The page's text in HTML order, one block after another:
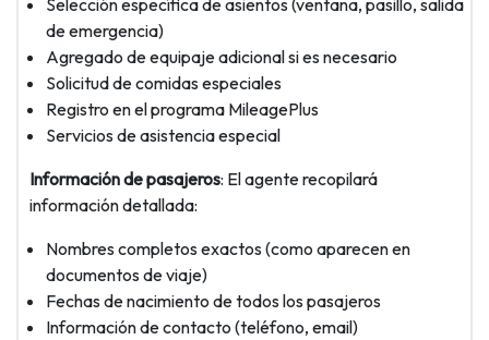
de emergencia)
Agregado de equipaje adicional si es necesario
Solicitud de comidas especiales
Registro en el programa MileagePlus
Servicios de asistencia especial
Información de pasajeros: El agente recopilará
información detallada:
Nombres completos exactos (como aparecen en
documentos de viaje)
Fechas de nacimiento de todos los pasajeros
Información de contacto (teléfono, email)